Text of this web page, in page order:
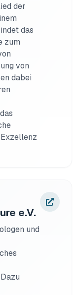
der
das
zum
von
dabei
e.V.
und